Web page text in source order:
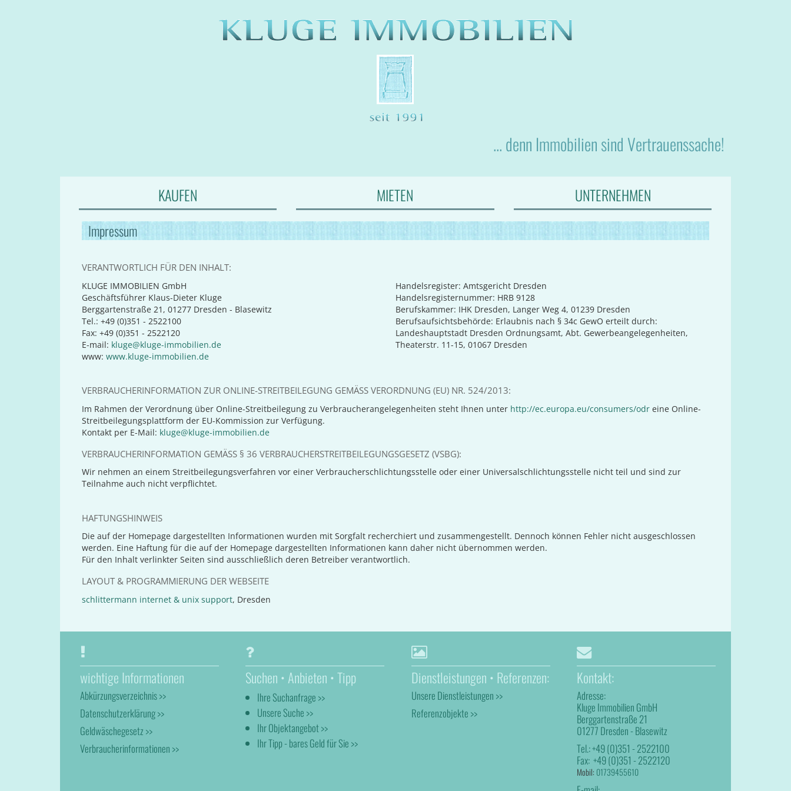
... denn Immobilien sind Vertrauenssache!
KAUFEN MIETEN UNTERNEHMEN
Impressum
VERANTWORTLICH FÜR DEN INHALT:
KLUGE IMMOBILIEN GmbH
Geschäftsführer Klaus-Dieter Kluge
Berggartenstraße 21, 01277 Dresden - Blasewitz
Tel.: +49 (0)351 - 2522100
Fax: +49 (0)351 - 2522120
E-mail: kluge@kluge-immobilien.de
www:www.kluge-immobilien.de
Handelsregister: Amtsgericht Dresden
Handelsregisternummer: HRB 9128
Berufskammer: IHK Dresden, Langer Weg 4, 01239 Dresden
Berufsaufsichtsbehörde: Erlaubnis nach § 34c GewO erteilt durch:
Landeshauptstadt Dresden Ordnungsamt, Abt. Gewerbeangelegenheiten,
Theaterstr. 11-15, 01067 Dresden
VERBRAUCHERINFORMATION ZUR ONLINE-STREITBEILEGUNG GEMÄSS VERORDNUNG (EU) NR. 524/2013:
Im Rahmen der Verordnung über Online-Streitbeilegung zu Verbraucherangelegenheiten steht Ihnen unter http://ec.europa.eu/consumers/odr eine Online-
Streitbeilegungsplattform der EU-Kommission zur Verfügung.
Kontakt per E-Mail: kluge@kluge-immobilien.de
VERBRAUCHERINFORMATION GEMÄSS § 36 VERBRAUCHERSTREITBEILEGUNGSGESETZ (VSBG):
Wir nehmen an einem Streitbeilegungsverfahren vor einer Verbraucherschlichtungsstelle oder einer Universalschlichtungsstelle nicht teil und sind zur
Teilnahme auch nicht verpflichtet.
HAFTUNGSHINWEIS
Die auf der Homepage dargestellten Informationen wurden mit Sorgfalt recherchiert und zusammengestellt. Dennoch können Fehler nicht ausgeschlossen
werden. Eine Haftung für die auf der Homepage dargestellten Informationen kann daher nicht übernommen werden.
Für den Inhalt verlinkter Seiten sind ausschließlich deren Betreiber verantwortlich.
LAYOUT & PROGRAMMIERUNG DER WEBSEITE
schlittermann internet & unix support, Dresden
wichtige Informationen
Abkürzungsverzeichnis >>
Datenschutzerklärung >>
Geldwäschegesetz >>
Verbraucherinformationen >>
Suchen • Anbieten • Tipp
Ihre Suchanfrage >>
Unsere Suche >>
Ihr Objektangebot >>
Ihr Tipp - bares Geld für Sie >>
Dienstleistungen • Referenzen:
Unsere Dienstleistungen >>
Referenzobjekte >>
Kontakt:
Adresse:
Kluge Immobilien GmbH
Berggartenstraße 21
01277 Dresden - Blasewitz
Tel.:+49 (0)351 - 2522100
Fax:+49 (0)351 - 2522120
Mobil: 01739455610